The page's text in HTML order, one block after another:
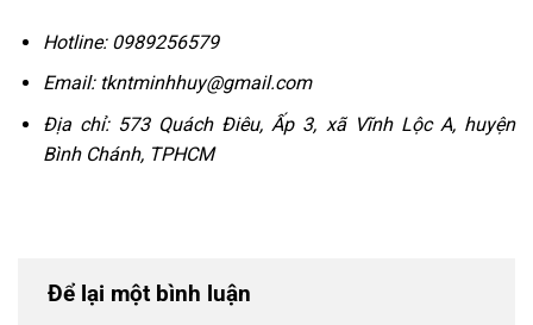
Hotline: 0989256579
Email: tkntminhhuy@gmail.com
Địa chỉ: 573 Quách Điêu, Ấp 3, xã Vĩnh Lộc A, huyện
Bình Chánh, TPHCM
Để lại một bình luận